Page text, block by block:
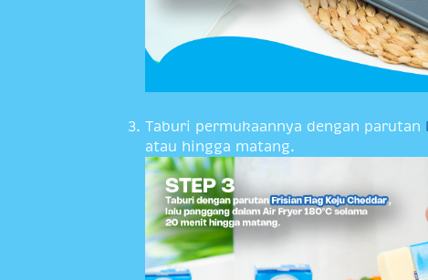
Taburi permukaannya dengan parutan
atau hingga matang.